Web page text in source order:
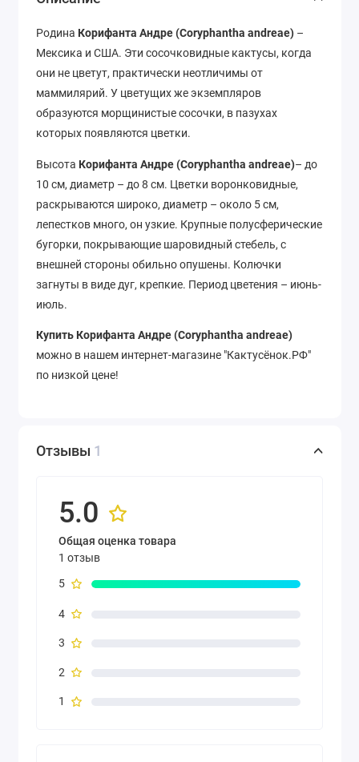
Родина Корифанта Андре (Coryphantha andreae) –
Мексика и США. Эти сосочковидные кактусы, когда
они не цветут, практически неотличимы от
маммилярий. У цветущих же экземпляров
образуются морщинистые сосочки, в пазухах
которых появляются цветки.
Высота Корифанта Андре (Coryphantha andreae)– до
10 см, диаметр – до 8 см. Цветки воронковидные,
раскрываются широко, диаметр – около 5 см,
лепестков много, он узкие. Крупные полусферические
бугорки, покрывающие шаровидный стебель, с
внешней стороны обильно опушены. Колючки
загнуты в виде дуг, крепкие. Период цветения – июнь-
июль.
Купить Корифанта Андре (Coryphantha andreae)
можно в нашем интернет-магазине "Кактусёнок.РФ"
по низкой цене!
Отзывы 1
5.0
Общая оценка товара
1 отзыв
5
4
3
2
1